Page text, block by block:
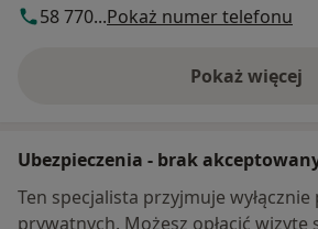
58 770...Pokaż numer telefonu
Pokaż więcej
o adresie
Ubezpieczenia - brak
Ten specjalista przyjmuje
prywatnych. Możesz opłacić wizytę